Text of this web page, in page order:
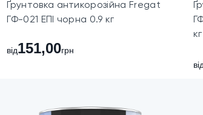
Ґрунтовка антикорозійна Fregat
ГФ-021 ЕПІ чорна 0.9 кг
від151,00грн
кг
від